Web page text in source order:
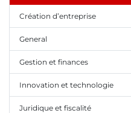
Création d’entreprise
General
Gestion et finances
Innovation et technologie
Juridique et fiscalité